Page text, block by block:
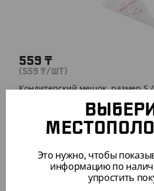
559 ₸
(559 ₸/ШТ)
Кондитерский мешок, размер S
АРТ. 3502701
Это нужно, чтобы
информацию по
упростить